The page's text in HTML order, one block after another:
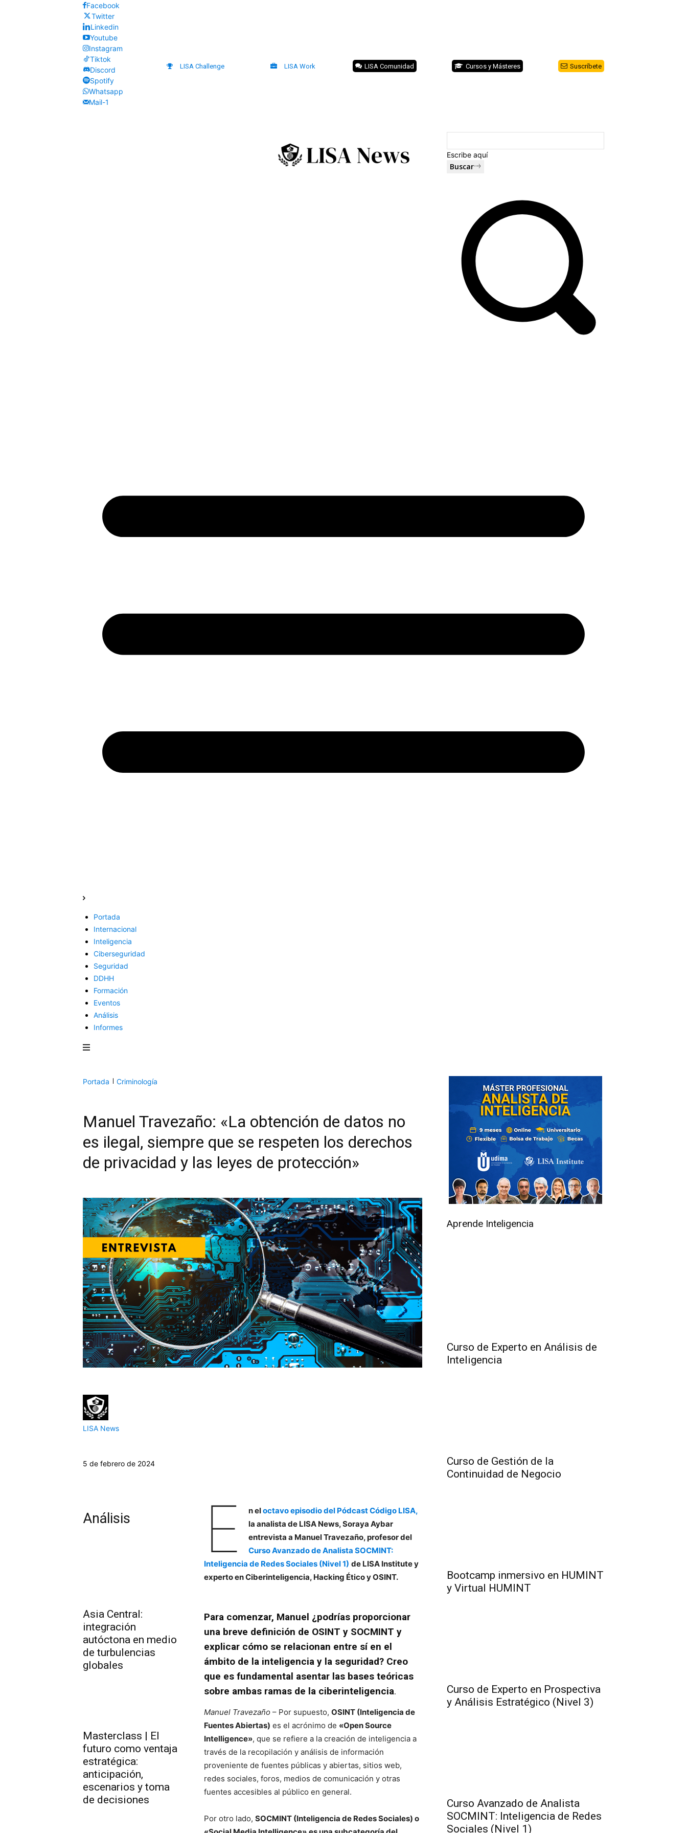
Suscríbete
Cursos y Másteres
LISA Comunidad
LISA Work
LISA Challenge
Facebook
Twitter
Linkedin
Youtube
Instagram
Tiktok
Discord
Spotify
Whatsapp
Mail-1
Escribe aquí
Buscar
Portada
Internacional
Inteligencia
Ciberseguridad
Seguridad
DDHH
Formación
Eventos
Análisis
Informes
Portada Criminología
Manuel Travezaño: «La obtención de datos no
es ilegal, siempre que se respeten los derechos
de privacidad y las leyes de protección»
LISA News
5 de febrero de 2024
Análisis
Asia Central:
integración
autóctona en medio
de turbulencias
globales
Masterclass | El
futuro como ventaja
estratégica:
anticipación,
escenarios y toma
de decisiones
E n eloctavo episodio del Pódcast Código LISA,
la analista de LISA News, Soraya Aybar
entrevista a Manuel Travezaño, profesor del
Curso Avanzado de Analista SOCMINT:
Inteligencia de Redes Sociales (Nivel 1) de LISA Institute y
experto en Ciberinteligencia, Hacking Ético y OSINT.
Para comenzar, Manuel ¿podrías proporcionar
una breve definición de OSINT y SOCMINT y
explicar cómo se relacionan entre sí en el
ámbito de la inteligencia y la seguridad? Creo
que es fundamental asentar las bases teóricas
sobre ambas ramas de la ciberinteligencia.
Manuel Travezaño – Por supuesto,OSINT (Inteligencia de
Fuentes Abiertas) es el acrónimo de «Open Source
Intelligence», que se refiere a la creación de inteligencia a
través de la recopilación y análisis de información
proveniente de fuentes públicas y abiertas, sitios web,
redes sociales, foros, medios de comunicación y otras
fuentes accesibles al público en general.
Por otro lado,SOCMINT (Inteligencia de Redes Sociales) o
Aprende Inteligencia
Curso de Experto en Análisis de
Inteligencia
Curso de Gestión de la
Continuidad de Negocio
Bootcamp inmersivo en HUMINT
y Virtual HUMINT
Curso de Experto en Prospectiva
y Análisis Estratégico (Nivel 3)
Curso Avanzado de Analista
SOCMINT: Inteligencia de Redes
Sociales (Nivel 1)